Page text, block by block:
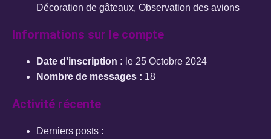
Décoration de gâteaux, Observation des avions
Informations sur le compte
Date d'inscription : le 25 Octobre 2024
Nombre de messages : 18
Activité récente
Derniers posts :